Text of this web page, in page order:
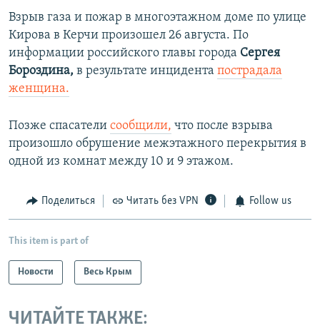
Взрыв газа и пожар в многоэтажном доме по улице
Кирова в Керчи произошел 26 августа. По
информации российского главы города Сергея
Бороздина, в результате инцидента пострадала
женщина.
Позже спасатели сообщили, что после взрыва
произошло обрушение межэтажного перекрытия в
одной из комнат между 10 и 9 этажом.
Поделиться Читать без VPN Follow us
This item is part of
Новости Весь Крым
ЧИТАЙТЕ ТАКЖЕ: